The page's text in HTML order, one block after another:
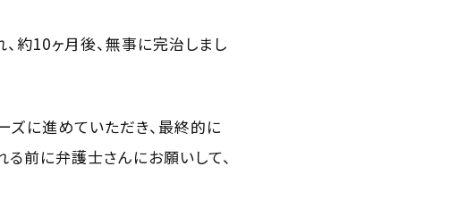
約10ヶ月後、無事に完治しまし
ズに進めていただき、最終的に
前に弁護士さんにお願いして、